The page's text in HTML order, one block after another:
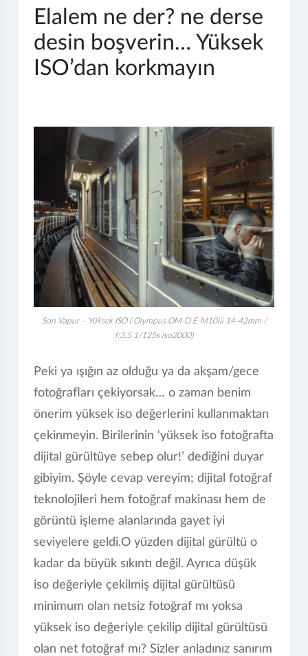
Elalem ne der? ne derse
desin boşverin… Yüksek
ISO’dan korkmayın
Son Vapur – Yüksek ISO ( Olympus OM-D E-M10iii 14-42mm /
f:3.5 1/125s iso2000)
Peki ya ışığın az olduğu ya da akşam/gece
fotoğrafları çekiyorsak… o zaman benim
önerim yüksek iso değerlerini kullanmaktan
çekinmeyin. Birilerinin ‘yüksek iso fotoğrafta
dijital gürültüye sebep olur!’ dediğini duyar
gibiyim. Şöyle cevap vereyim; dijital fotoğraf
teknolojileri hem fotoğraf makinası hem de
görüntü işleme alanlarında gayet iyi
seviyelere geldi.O yüzden dijital gürültü o
kadar da büyük sıkıntı değil. Ayrıca düşük
iso değeriyle çekilmiş dijital gürültüsü
minimum olan netsiz fotoğraf mı yoksa
yüksek iso değeriyle çekilip dijital gürültüsü
olan net fotoğraf mı? Sizler anladınız sanırım